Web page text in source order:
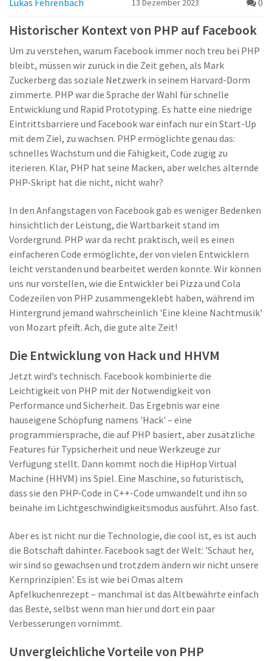
Lukas Fehrenbach 13 Dezember 2023 0
Historischer Kontext von PHP auf Facebook
Um zu verstehen, warum Facebook immer noch treu bei PHP
bleibt, müssen wir zurück in die Zeit gehen, als Mark
Zuckerberg das soziale Netzwerk in seinem Harvard-Dorm
zimmerte. PHP war die Sprache der Wahl für schnelle
Entwicklung und Rapid Prototyping. Es hatte eine niedrige
Eintrittsbarriere und Facebook war einfach nur ein Start-Up
mit dem Ziel, zu wachsen. PHP ermöglichte genau das:
schnelles Wachstum und die Fähigkeit, Code zügig zu
iterieren. Klar, PHP hat seine Macken, aber welches alternde
PHP-Skript hat die nicht, nicht wahr?
In den Anfangstagen von Facebook gab es weniger Bedenken
hinsichtlich der Leistung, die Wartbarkeit stand im
Vordergrund. PHP war da recht praktisch, weil es einen
einfacheren Code ermöglichte, der von vielen Entwicklern
leicht verstanden und bearbeitet werden konnte. Wir können
uns nur vorstellen, wie die Entwickler bei Pizza und Cola
Codezeilen von PHP zusammengeklebt haben, während im
Hintergrund jemand wahrscheinlich 'Eine kleine Nachtmusik'
von Mozart pfeift. Ach, die gute alte Zeit!
Die Entwicklung von Hack und HHVM
Jetzt wird’s technisch. Facebook kombinierte die
Leichtigkeit von PHP mit der Notwendigkeit von
Performance und Sicherheit. Das Ergebnis war eine
hauseigene Schöpfung namens 'Hack' – eine
programmiersprache, die auf PHP basiert, aber zusätzliche
Features für Typsicherheit und neue Werkzeuge zur
Verfügung stellt. Dann kommt noch die HipHop Virtual
Machine (HHVM) ins Spiel. Eine Maschine, so futuristisch,
dass sie den PHP-Code in C++-Code umwandelt und ihn so
beinahe im Lichtgeschwindigkeitsmodus ausführt. Also fast.
Aber es ist nicht nur die Technologie, die cool ist, es ist auch
die Botschaft dahinter. Facebook sagt der Welt: 'Schaut her,
wir sind so gewachsen und trotzdem ändern wir nicht unsere
Kernprinzipien'. Es ist wie bei Omas altem
Apfelkuchenrezept – manchmal ist das Altbewährte einfach
das Beste, selbst wenn man hier und dort ein paar
Verbesserungen vornimmt.
Unvergleichliche Vorteile von PHP